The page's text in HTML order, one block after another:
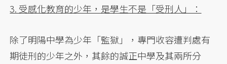
3. 受感化教育的少年，是學生不是「受刑人」：
除了明陽中學為少年「監獄」，專門收容遭判處有
期徒刑的少年之外，其餘的誠正中學及其兩所分